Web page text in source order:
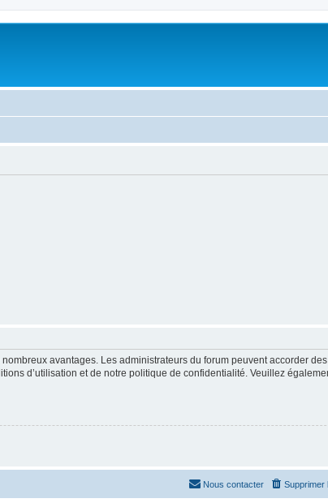
avantages. Les administrateurs du forum peuvent accorder
d’utilisation et de notre politique de confidentialité. Veuillez
Supprimer
Nous contacter